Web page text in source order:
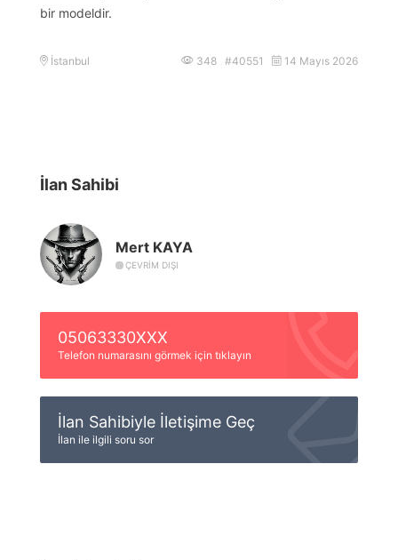
bir modeldir.
İstanbul 348 #40551 14 Mayıs 2026
İlan Sahibi
Mert KAYA
ÇEVRIM DIŞI
05063330XXX
Telefon numarasını görmek için tıklayın
İlan Sahibiyle İletişime Geç
İlan ile ilgili soru sor